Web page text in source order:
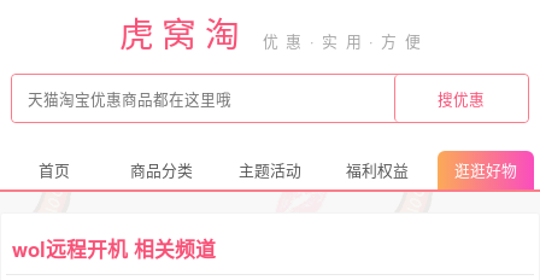
虎窝淘
首页 商品分类 主题活动 福利权益 逛逛好物
wol远程开机 相关频道